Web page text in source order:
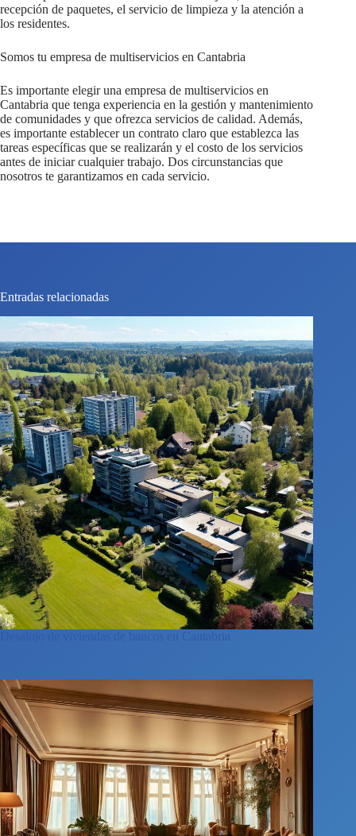
recepción de paquetes, el servicio de limpieza y la atención a
los residentes.
Somos tu empresa de multiservicios en Cantabria
Es importante elegir una empresa de multiservicios en
Cantabria que tenga experiencia en la gestión y mantenimiento
de comunidades y que ofrezca servicios de calidad. Además,
es importante establecer un contrato claro que establezca las
tareas específicas que se realizarán y el costo de los servicios
antes de iniciar cualquier trabajo. Dos circunstancias que
nosotros te garantizamos en cada servicio.
Entradas relacionadas